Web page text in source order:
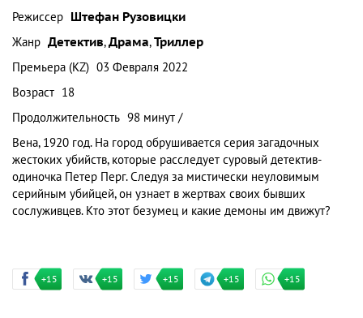
Режиссер Штефан Рузовицки
Жанр Детектив,Драма,Триллер
Премьера (KZ) 03 Февраля 2022
Возраст 18
Продолжительность 98 минут /
Вена, 1920 год. На город обрушивается серия загадочных
жестоких убийств, которые расследует суровый детектив-
одиночка Петер Перг. Следуя за мистически неуловимым
серийным убийцей, он узнает в жертвах своих бывших
сослуживцев. Кто этот безумец и какие демоны им движут?
+15 +15 +15 +15 +15